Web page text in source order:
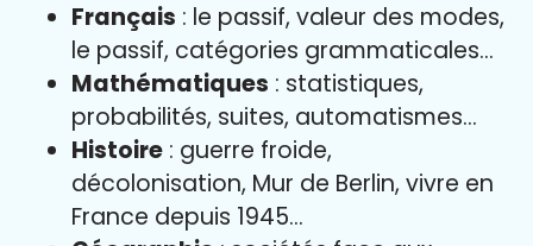
Français : le passif, valeur des modes,
le passif, catégories grammaticales…
Mathématiques : statistiques,
probabilités, suites, automatismes…
Histoire : guerre froide,
décolonisation, Mur de Berlin, vivre en
France depuis 1945…